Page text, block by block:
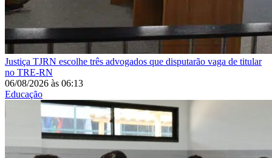
Justiça TJRN escolhe três advogados que disputarão vaga de titular
no TRE-RN
06/08/2026 às 06:13
Educação